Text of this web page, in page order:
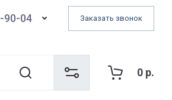
90-04 Заказать звонок
0 р.